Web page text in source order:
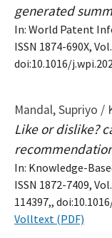
generated
In: World Patent
ISSN 1874-690X,
doi:10.1016/
Mandal, Supriyo /
Like or dislike?
In: Knowledge-
ISSN 1872-7409,
114397,,
Volltext (PDF)